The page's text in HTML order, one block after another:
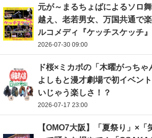
元が～まるちょばによるソロ
越え、老若男女、万国共通で
ルコメディ『ケッチスケッチ
2026-07-30 09:00
ド桜×ミカボの「木曜がっち
よしもと漫才劇場で初イベン
いじゃう楽しさ！？
2026-07-17 23:00
【OMO7大阪】「夏祭り」×